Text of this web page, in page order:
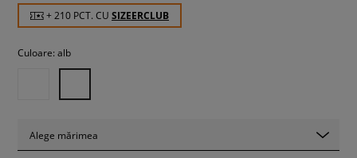
+ 210 PCT. CU SIZEERCLUB
Culoare: alb
Alege mărimea